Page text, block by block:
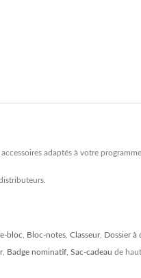
adaptés à votre programme.
bloc Bloc-notes Classeur, Dossier à
, Badge nominatif Sac-cadeau de